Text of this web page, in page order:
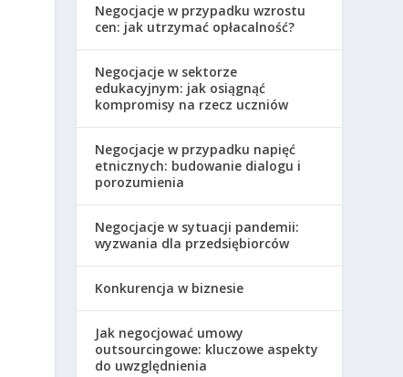
Negocjacje w przypadku wzrostu
cen: jak utrzymać opłacalność?
Negocjacje w sektorze
edukacyjnym: jak osiągnąć
kompromisy na rzecz uczniów
Negocjacje w przypadku napięć
etnicznych: budowanie dialogu i
porozumienia
Negocjacje w sytuacji pandemii:
wyzwania dla przedsiębiorców
Konkurencja w biznesie
Jak negocjować umowy
outsourcingowe: kluczowe aspekty
do uwzględnienia